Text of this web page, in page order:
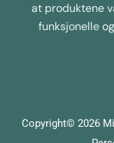
at produktene
funksjonelle
Copyright© 2026